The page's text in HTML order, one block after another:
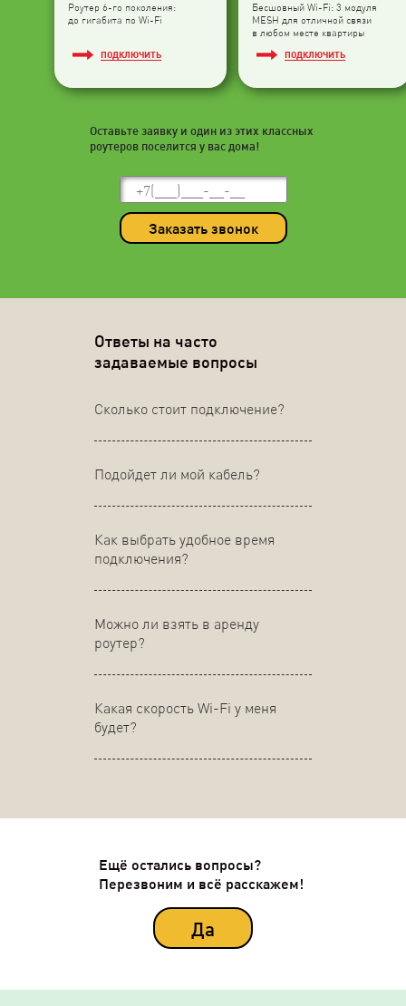
Роутер 6-го поколения:
до гигабита по Wi-Fi
ПОДКЛЮЧИТЬ
Бесшовный Wi-Fi: 3 модуля
МESH для отличной связи
в любом месте квартиры
ПОДКЛЮЧИТЬ
Оставьте заявку и один из этих классных
роутеров поселится у вас дома!
Заказать звонок
Ответы на часто
задаваемые вопросы
Сколько стоит подключение?
Подойдет ли мой кабель?
Как выбрать удобное время
подключения?
Можно ли взять в аренду
роутер?
Какая скорость Wi-Fi у меня
будет?
Ещё остались вопросы?
Перезвоним и всё расскажем!
Да